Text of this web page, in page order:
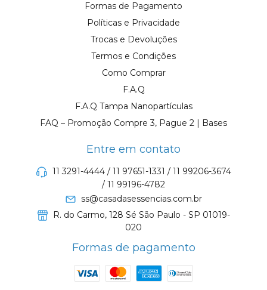
Formas de Pagamento
Políticas e Privacidade
Trocas e Devoluções
Termos e Condições
Como Comprar
F.A.Q
F.A.Q Tampa Nanopartículas
FAQ – Promoção Compre 3, Pague 2 | Bases
Entre em contato
11 3291-4444 / 11 97651-1331 / 11 99206-3674
/ 11 99196-4782
ss@casadasessencias.com.br
R. do Carmo, 128 Sé São Paulo - SP 01019-
020
Formas de pagamento